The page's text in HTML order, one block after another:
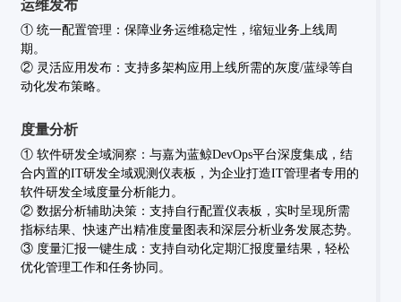
运维发布
①统一配置管理：保障业务运维稳定性，缩短业务上线周
期。
② 灵活应用发布：支持多架构应用上线所需的灰度/蓝绿等自
动化发布策略。
度量分析
①软件研发全域洞察：与嘉为蓝鲸DevOps平台深度集成，结
合内置的IT研发全域观测仪表板，为企业打造IT管理者专用的
软件研发全域度量分析能力。
②数据分析辅助决策：支持自行配置仪表板，实时呈现所需
指标结果、快速产出精准度量图表和深层分析业务发展态势。
③ 度量汇报一键生成：支持自动化定期汇报度量结果，轻松
优化管理工作和任务协同。